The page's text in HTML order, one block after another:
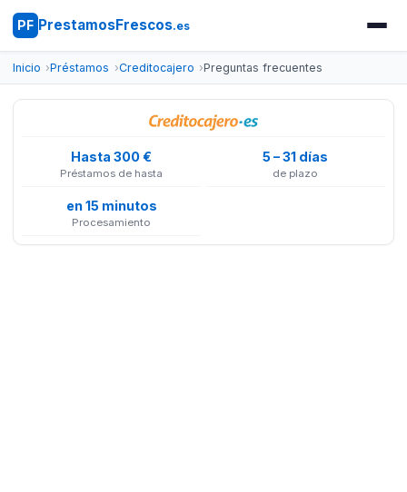
PF PrestamosFrescos.es
Inicio Préstamos Creditocajero Preguntas frecuentes
Hasta 300 €
Préstamos de hasta
5 – 31 días
de plazo
en 15 minutos
Procesamiento